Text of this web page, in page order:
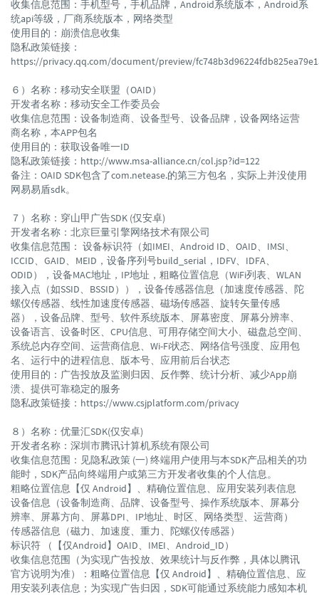
收集信息范围：手机型号，手机品牌，Android系统版本，Android系
统api等级，厂商系统版本，网络类型
使用目的：崩溃信息收集
隐私政策链接：
https://privacy.qq.com/document/preview/
６）名称：移动安全联盟（OAID）
开发者名称：移动安全工作委员会
收集信息范围：设备制造商、设备型号、设备品牌，设备网络运营
商名称，本APP包名
使用目的：获取设备唯一ID
隐私政策链接：http://www.msa-alliance.cn/col.jsp?id=122
备注：OAID SDK包含了com.netease.的第三方包名，实际上并没使用
网易易盾sdk。
７）名称：穿山甲广告SDK (仅安卓)
开发者名称：北京巨量引擎网络技术有限公司
收集信息范围： 设备标识符（如IMEI、Android ID、OAID、IMSI、
ICCID、GAID、MEID，设备序列号build_serial，IDFV、IDFA、
ODID），设备MAC地址，IP地址，粗略位置信息（WiFi列表、WLAN
接入点（如SSID、BSSID）），设备传感器信息（加速度传感器、陀
螺仪传感器、线性加速度传感器、磁场传感器、旋转矢量传感
器），设备品牌、型号、软件系统版本、屏幕密度、屏幕分辨率、
设备语言、设备时区、CPU信息、可用存储空间大小、磁盘总空间、
系统总内存空间、运营商信息、Wi-Fi状态、网络信号强度、应用包
名、运行中的进程信息、版本号、应用前后台状态
使用目的：广告投放及监测归因、反作弊、统计分析、减少App崩
溃、提供可靠稳定的服务
隐私政策链接：https://www.csjplatform.com/privacy
８）名称：优量汇SDK(仅安卓)
开发者名称：深圳市腾讯计算机系统有限公司
收集信息范围：见隐私政策 (一) 终端用户使用与本SDK产品相关的功
能时，SDK产品向终端用户或第三方开发者收集的个人信息。
粗略位置信息【仅 Android】、精确位置信息、应用安装列表信息
设备信息（设备制造商、品牌、设备型号、操作系统版本、屏幕分
辨率、屏幕方向、屏幕DPI、IP地址、时区、网络类型、运营商）
传感器信息（磁力、加速度、重力、陀螺仪传感器）
标识符 （【仅Android】OAID、IMEI、Android_ID）
收集信息范围（为实现广告投放、效果统计与反作弊，具体以腾讯
官方说明为准）：粗略位置信息【仅 Android】、精确位置信息、应
用安装列表信息；为实现广告归因，SDK可能通过系统能力感知本机